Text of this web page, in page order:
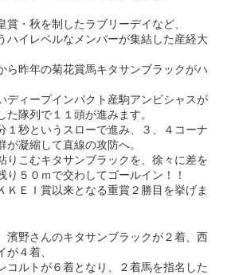
賞・秋を制したラブリーデイなど、
ハイレベルなメンバーが集結した産経大
ら昨年の菊花賞馬キタサンブラックがハ
ディープインパクト産駒アンビシャスが
た隊列で１１頭が進みます。
１秒というスローで進み、３、４コーナ
が凝縮して直線の攻防へ。
りこむキタサンブラックを、徐々に差を
り５０ｍで交わしてゴールイン！！
ＫＥＩ賞以来となる重賞２勝目を挙げま
濱野さんのキタサンブラックが２着、西
が４着、
コルトが６着となり、２着馬を指名した